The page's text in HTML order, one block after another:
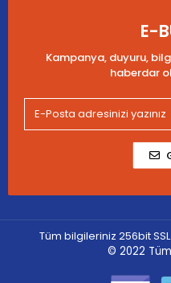
E-
Kampanya, duyuru,
haberdar
Tüm bilgileriniz 256bit
© 2022